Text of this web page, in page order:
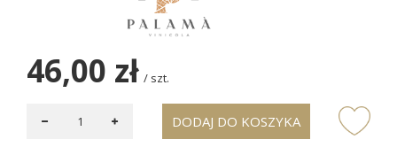
46,00 zł / szt.
DODAJ DO KOSZYKA